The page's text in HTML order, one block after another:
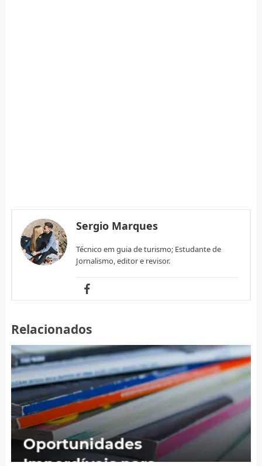
Sergio Marques
Técnico em guia de turismo; Estudante de
Jornalismo, editor e revisor.
Relacionados